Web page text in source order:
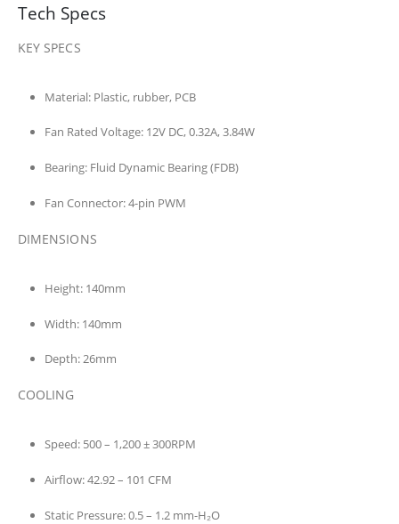
Tech Specs
KEY SPECS
Material: Plastic, rubber, PCB
Fan Rated Voltage: 12V DC, 0.32A, 3.84W
Bearing: Fluid Dynamic Bearing (FDB)
Fan Connector: 4-pin PWM
DIMENSIONS
Height: 140mm
Width: 140mm
Depth: 26mm
COOLING
Speed: 500 – 1,200 ± 300RPM
Airflow: 42.92 – 101 CFM
Static Pressure: 0.5 – 1.2 mm-H₂O